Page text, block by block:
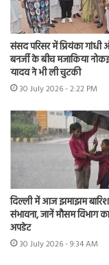
संसद परिसर में प्रियंका
बनर्जी के बीच मजाकिया
यादव ने भी ली चुटकी
30 July 2026 - 2:22 PM
दिल्ली में आज झमाझम
संभावना, जानें मौसम विभाग
अपडेट
30 July 2026 - 9:34 AM